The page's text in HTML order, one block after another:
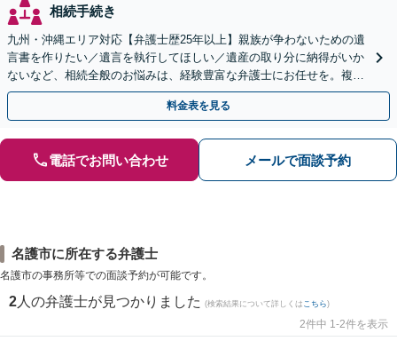
相続手続き
九州・沖縄エリア対応【弁護士歴25年以上】親族が争わないための遺
言書を作りたい／遺言を執行してほしい／遺産の取り分に納得がいか
ないなど、相続全般のお悩みは、経験豊富な弁護士にお任せを。複雑
な問題も粘り強く対応し、解決に導きます。
料金表を見る
電話でお問い合わせ メールで面談予約
名護市に所在する弁護士
名護市の事務所等での面談予約が可能です。
2 人の弁護士が見つかりました (検索結果について詳しくは こちら)
2件中 1-2件を表示